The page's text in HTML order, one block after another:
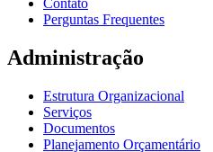
Contato
Perguntas Frequentes
Administração
Estrutura Organizacional
Serviços
Documentos
Planejamento Orçamentário